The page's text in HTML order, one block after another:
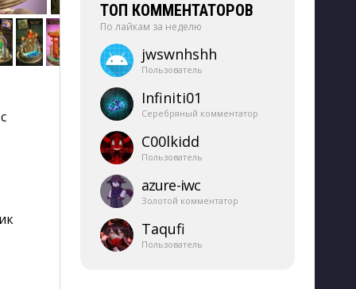
ТОП КОММЕНТАТОРОВ
По лайкам за неделю
jwswnhshh
Пользователь
Infiniti01
Серебряный комментатор
C00lkidd
Пользователь
azure-​iwc
Золотой комментатор
Taqufi
Пользователь